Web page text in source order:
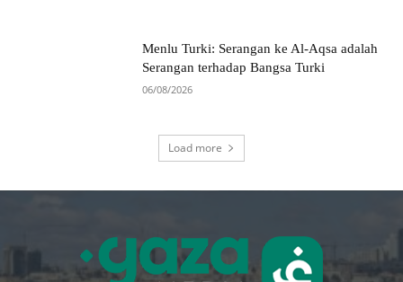
Menlu Turki: Serangan ke Al-Aqsa adalah
Serangan terhadap Bangsa Turki
06/08/2026
Load more